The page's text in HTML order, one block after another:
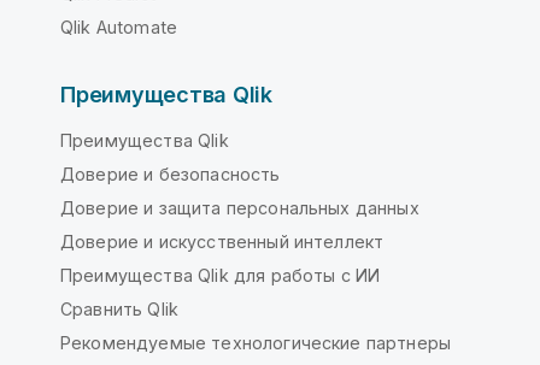
Qlik Automate
Преимущества Qlik
Преимущества Qlik
Доверие и безопасность
Доверие и защита персональных данных
Доверие и искусственный интеллект
Преимущества Qlik для работы с ИИ
Сравнить Qlik
Рекомендуемые технологические партнеры